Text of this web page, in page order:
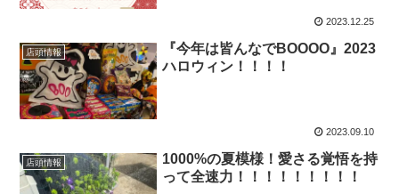
2023.12.25
店頭情報
『今年は皆んなでBOOOO』2023
ハロウィン！！！！
2023.09.10
店頭情報
1000%の夏模様！愛さる覚悟を持
って全速力！！！！！！！！！